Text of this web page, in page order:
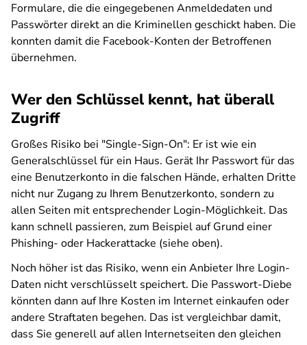
Formulare, die die eingegebenen Anmeldedaten und
Passwörter direkt an die Kriminellen geschickt haben. Die
konnten damit die Facebook-Konten der Betroffenen
übernehmen.
Wer den Schlüssel kennt, hat überall
Zugriff
Großes Risiko bei "Single-Sign-On": Er ist wie ein
Generalschlüssel für ein Haus. Gerät Ihr Passwort für das
eine Benutzerkonto in die falschen Hände, erhalten Dritte
nicht nur Zugang zu Ihrem Benutzerkonto, sondern zu
allen Seiten mit entsprechender Login-Möglichkeit. Das
kann schnell passieren, zum Beispiel auf Grund einer
Phishing- oder Hackerattacke (siehe oben).
Noch höher ist das Risiko, wenn ein Anbieter Ihre Login-
Daten nicht verschlüsselt speichert. Die Passwort-Diebe
könnten dann auf Ihre Kosten im Internet einkaufen oder
andere Straftaten begehen. Das ist vergleichbar damit,
dass Sie generell auf allen Internetseiten den gleichen